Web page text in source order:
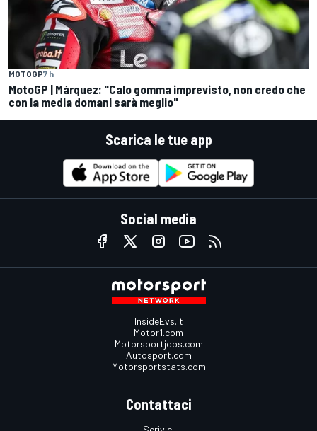
MOTOGP7 h
MotoGP | Márquez: "Calo gomma imprevisto, non credo che
con la media domani sarà meglio"
Scarica le tue app
Social media
InsideEvs.it
Motor1.com
Motorsportjobs.com
Autosport.com
Motorsportstats.com
Contattaci